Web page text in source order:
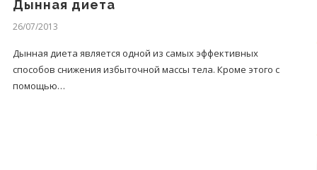
Дынная диета
26/07/2013
Дынная диета является одной из самых эффективных
способов снижения избыточной массы тела. Кроме этого с
помощью…